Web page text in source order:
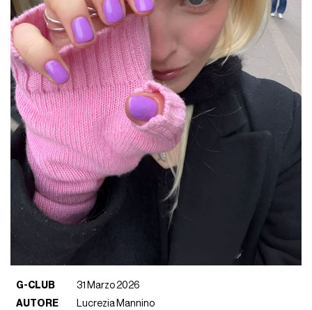
G-CLUB
31 Marzo 2026
AUTORE
Lucrezia Mannino